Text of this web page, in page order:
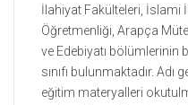
İlahiyat Fakülteleri, İslami
Öğretmenliği, Arapça
ve Edebiyatı bölümlerinin
sınıfı bulunmaktadır. Adı
eğitim materyalleri